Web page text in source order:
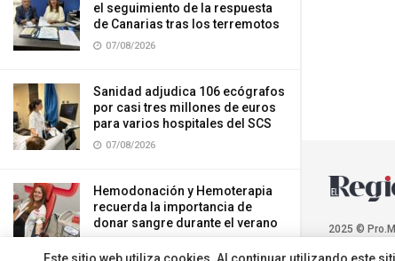
el seguimiento de la respuesta
de Canarias tras los terremotos
07/08/2026
Sanidad adjudica 106 ecógrafos
por casi tres millones de euros
para varios hospitales del SCS
07/08/2026
Hemodonación y Hemoterapia
recuerda la importancia de
donar sangre durante el verano
2025 ©